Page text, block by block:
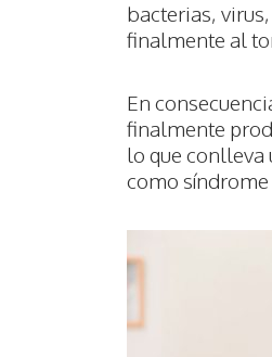
bacterias,
finalmente al
En
finalmente
lo que conlleva
como